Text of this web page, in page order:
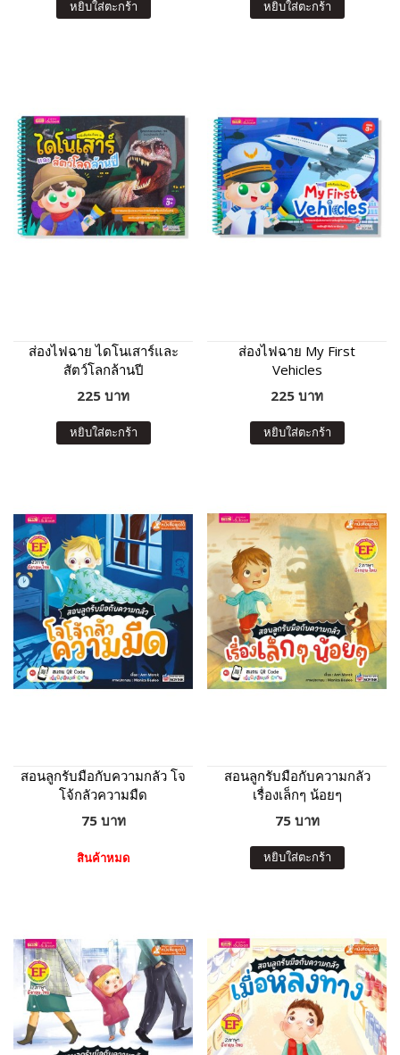
หยิบใส่ตะกร้า หยิบใส่ตะกร้า
ส่องไฟฉาย ไดโนเสาร์และ
สัตว์โลกล้านปี
225 บาท
หยิบใส่ตะกร้า
ส่องไฟฉาย My First
Vehicles
225 บาท
หยิบใส่ตะกร้า
สอนลูกรับมือกับความกลัว โจ
โจ้กลัวความมืด
75 บาท
สินค้าหมด
สอนลูกรับมือกับความกลัว
เรื่องเล็กๆ น้อยๆ
75 บาท
หยิบใส่ตะกร้า